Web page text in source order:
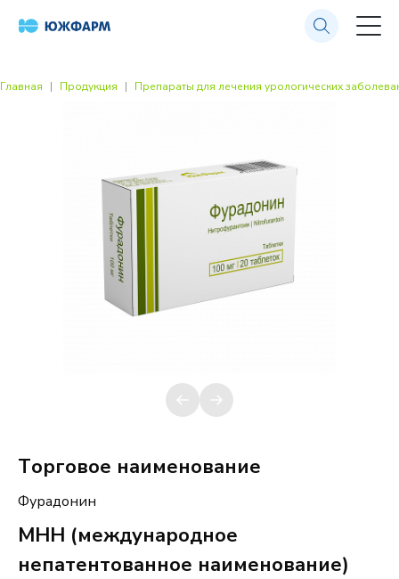
Главная Продукция Препараты для лечения урологических
Торговое наименование
Фурадонин
МНН (международное
непатентованное наименование)